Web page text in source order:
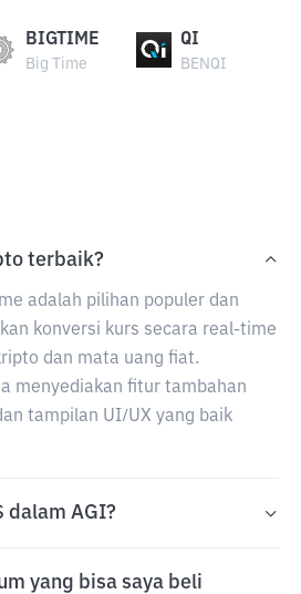
BIGTIME
Big Time
QI
BENQI
terbaik?
adalah pilihan populer dan
konversi kurs secara real-time
dan mata uang fiat.
menyediakan fitur tambahan
tampilan UI/UX yang baik
dalam AGI?
yang bisa saya beli